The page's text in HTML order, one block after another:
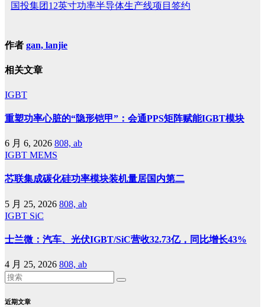
国投集团12英寸功率半导体生产线项目签约
作者 gan, lanjie
相关文章
IGBT
重塑功率心脏的“隐形铠甲”：会通PPS矩阵赋能IGBT模块
6 月 6, 2026 808, ab
IGBT MEMS
芯联集成碳化硅功率模块装机量居国内第二
5 月 25, 2026 808, ab
IGBT SiC
士兰微：汽车、光伏IGBT/SiC营收32.73亿，同比增长43%
4 月 25, 2026 808, ab
近期文章